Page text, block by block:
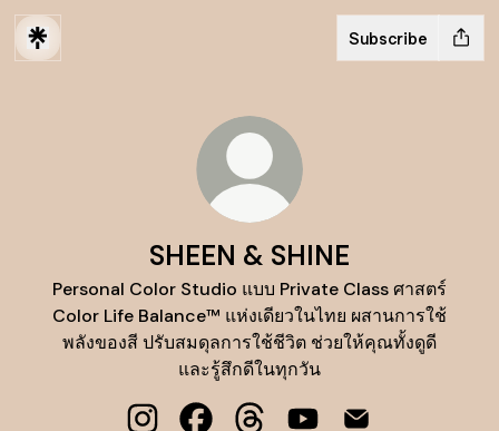
Subscribe
SHEEN & SHINE
Personal Color Studio แบบ Private Class ศาสตร์
Color Life Balance™ แห่งเดียวในไทย ผสานการใช้
พลังของสี ปรับสมดุลการใช้ชีวิต ช่วยให้คุณทั้งดูดี
และรู้สึกดีในทุกวัน